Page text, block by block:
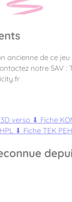
ancienne de ce jeu
notre SAV :
verso ⬇ Fiche
⬇ Fiche TEK